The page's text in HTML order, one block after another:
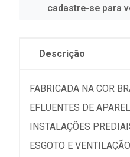
cadastre-se para
Descrição
FABRICADA NA COR
EFLUENTES DE
INSTALAÇÕES
ESGOTO E